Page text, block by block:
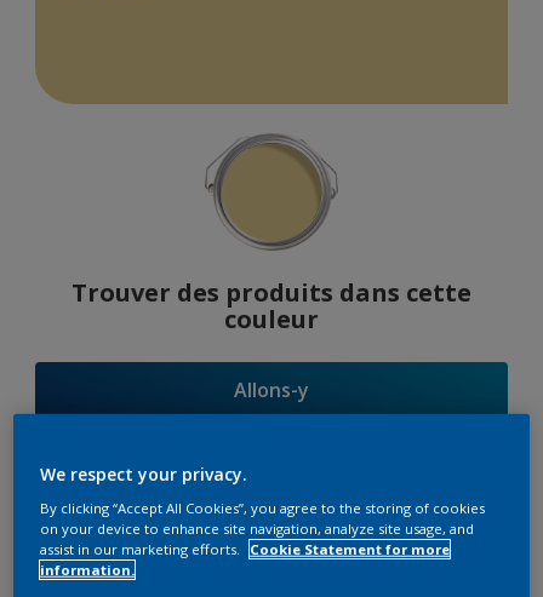
Trouver des produits dans cette
couleur
Allons-y
Suggestions
d'Harmonies
We respect your privacy.
By clicking “Accept All Cookies”, you agree to the storing of cookies
on your device to enhance site navigation, analyze site usage, and
assist in our marketing efforts.
Cookie Statement for more
information.